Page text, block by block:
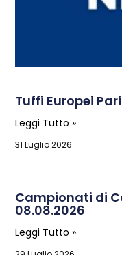
Tuffi Europei
Leggi Tutto »
31 Luglio 2026
Campionati di
08.08.2026
Leggi Tutto »